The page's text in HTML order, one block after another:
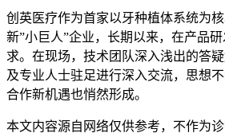
创英医疗作为首家以牙种植体系统为
新”小巨人”企业，长期以来，在产品
求。在现场，技术团队深入浅出的答
及专业人士驻足进行深入交流，思想
合作新机遇也悄然形成。
本文内容源自网络仅供参考，不作为